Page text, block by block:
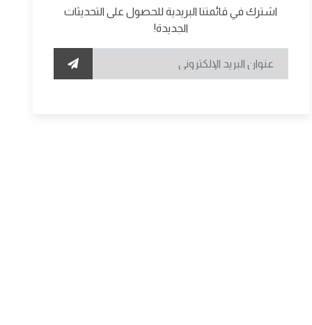
اشترك في قائمتنا البريدية للحصول على التحديثات
الجديدة!